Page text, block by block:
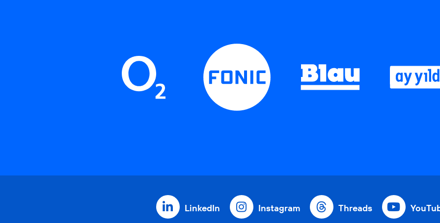
LinkedIn Instagram Threads